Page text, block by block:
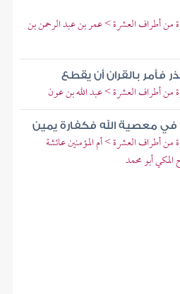
من أطراف العشرة > عمر بن عبد الرحمن بن
فأمر بالقران أن يقطع
من أطراف العشرة > عبد الله بن عون
معصية الله فكفارة يمين
من أطراف العشرة > أم المؤمنين عائشة
أبو محمد